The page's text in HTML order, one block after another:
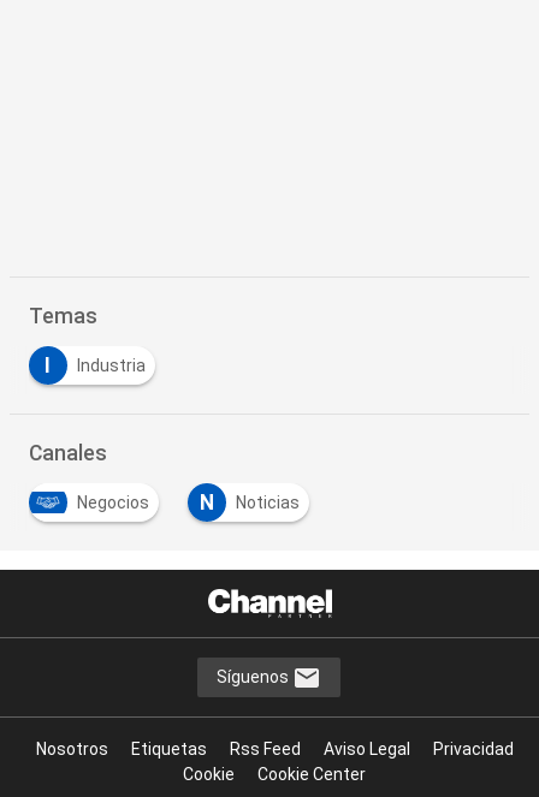
Temas
Industria
Canales
Negocios N Noticias
Síguenos
Nosotros Etiquetas Rss Feed Aviso Legal
Privacidad
Cookie
Cookie Center